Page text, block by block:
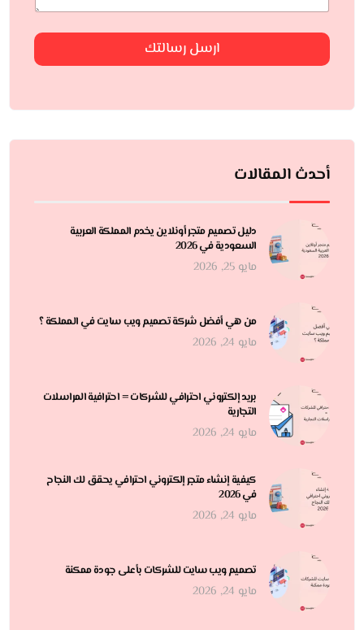
ارسل رسالتك
أحدث المقالات
دليل تصميم متجر أونلاين يخدم المملكة العربية
السعودية في 2026
مايو 25, 2026
من هي أفضل شركة تصميم ويب سايت في المملكة ؟
مايو 24, 2026
بريد إلكتروني احترافي للشركات = احترافية المراسلات
التجارية
مايو 24, 2026
كيفية إنشاء متجر إلكتروني احترافي يحقق لك النجاح
في 2026
مايو 24, 2026
تصميم ويب سايت للشركات بأعلى جودة ممكنة
مايو 24, 2026